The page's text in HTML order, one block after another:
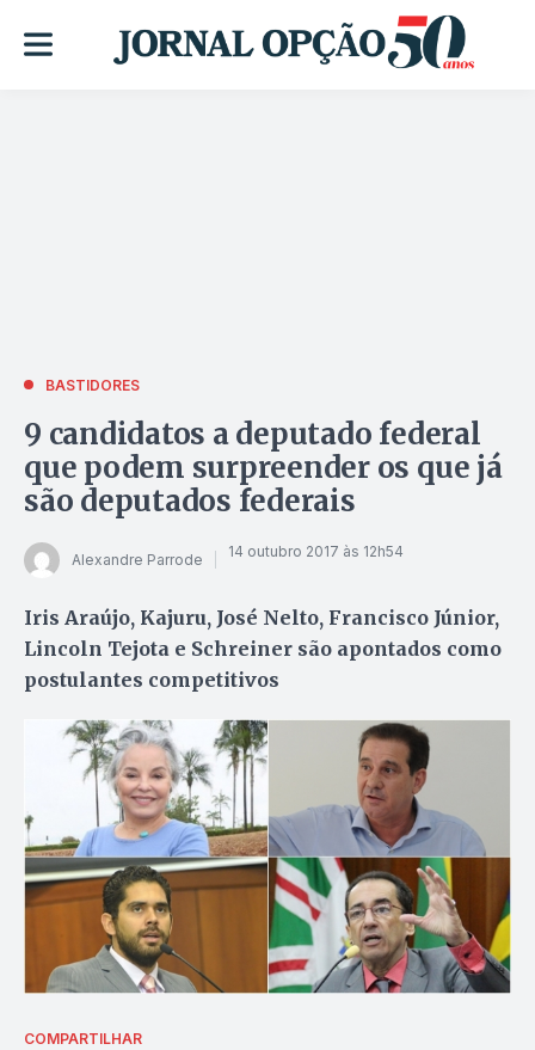
BASTIDORES
9 candidatos a deputado federal
que podem surpreender os que já
são deputados federais
Alexandre Parrode 14 outubro 2017 às 12h54
Iris Araújo, Kajuru, José Nelto, Francisco Júnior,
Lincoln Tejota e Schreiner são apontados como
postulantes competitivos
COMPARTILHAR